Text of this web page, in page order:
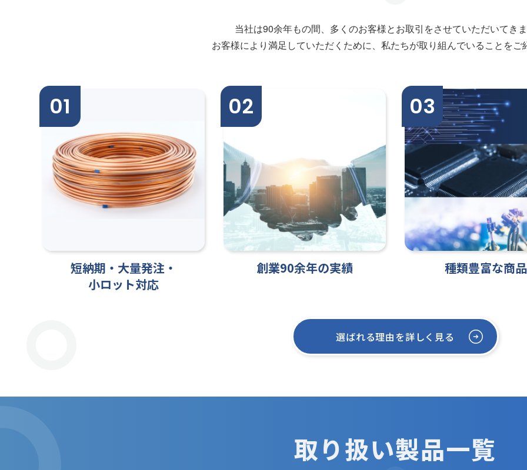
当社は90余年もの間、多くのお客様とお取引をさせていただいてき
お客様により満足していただくために、私たちが取り組んでいることをご
短納期・大量発注・
小ロット対応
創業90余年の実績 種類豊富な商品
選ばれる理由を詳しく見る
取り扱い製品一覧